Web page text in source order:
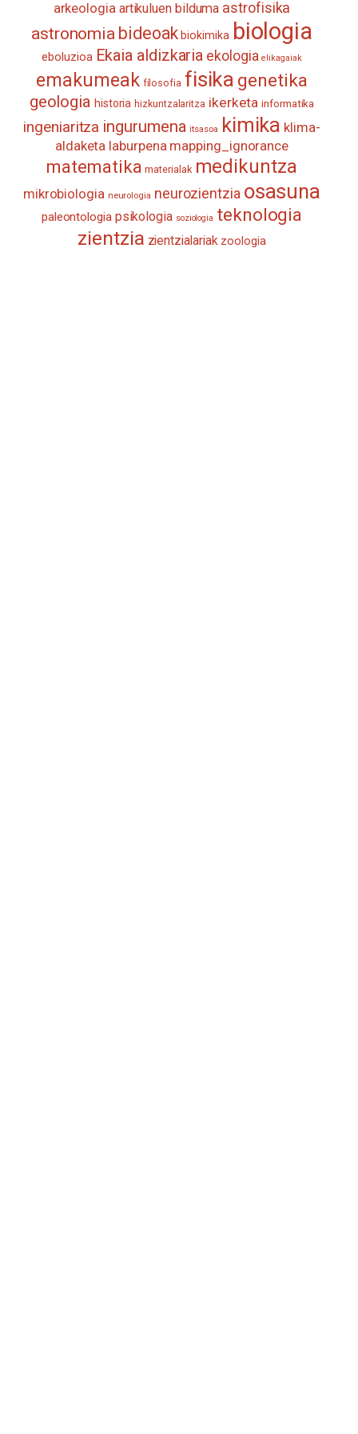
arkeologia artikuluen bilduma astrofisika
astronomia bideoak biokimika biologia
eboluzioa Ekaia aldizkaria ekologia elikagaiak
emakumeak filosofia fisika genetika
geologia historia hizkuntzalaritza ikerketa informatika
ingeniaritza ingurumena itsasoa kimika klima-
aldaketa laburpena mapping_ignorance
matematika materialak medikuntza
mikrobiologia neurologia neurozientzia osasuna
paleontologia psikologia soziologia teknologia
zientzia zientzialariak zoologia